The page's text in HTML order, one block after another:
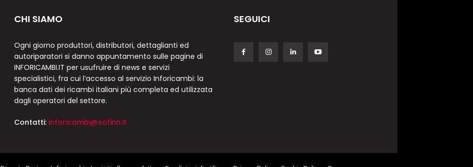
CHI SIAMO
Ogni giorno produttori, distributori, dettaglianti ed
autoriparatori si danno appuntamento sulle pagine di
INFORICAMBI.IT per usufruire di news e servizi
specialistici, fra cui l’accesso al servizio Inforicambi: la
banca dati dei ricambi italiani più completa ed utilizzata
dagli operatori del settore.
Contatti: inforicambi@sofinn.it
SEGUICI